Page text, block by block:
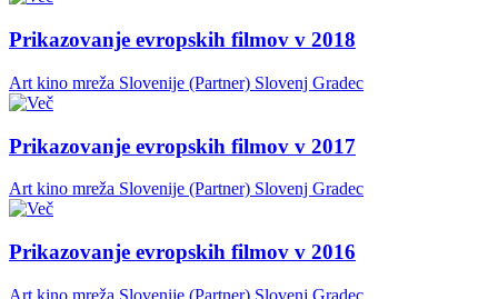
Prikazovanje evropskih filmov v 2018
Art kino mreža Slovenije (Partner) Slovenj Gradec
Prikazovanje evropskih filmov v 2017
Art kino mreža Slovenije (Partner) Slovenj Gradec
Prikazovanje evropskih filmov v 2016
Art kino mreža Slovenije (Partner) Slovenj Gradec